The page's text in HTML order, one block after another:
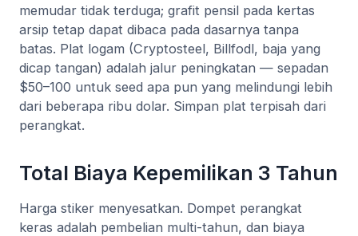
memudar tidak terduga; grafit pensil pada kertas
arsip tetap dapat dibaca pada dasarnya tanpa
batas. Plat logam (Cryptosteel, Billfodl, baja yang
dicap tangan) adalah jalur peningkatan — sepadan
$50–100 untuk seed apa pun yang melindungi lebih
dari beberapa ribu dolar. Simpan plat terpisah dari
perangkat.
Total Biaya Kepemilikan 3 Tahun
Harga stiker menyesatkan. Dompet perangkat
keras adalah pembelian multi-tahun, dan biaya